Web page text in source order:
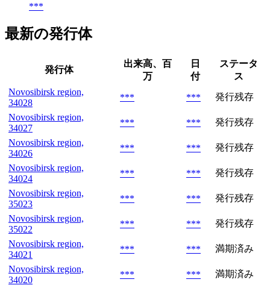
***
最新の発行体
発行体
出来高、百
万
日
付
ステータ
ス
Novosibirsk region,
34028
*** ***
発行残存
Novosibirsk region,
34027
*** ***
発行残存
Novosibirsk region,
34026
*** ***
発行残存
Novosibirsk region,
34024
*** ***
発行残存
Novosibirsk region,
35023
*** ***
発行残存
Novosibirsk region,
35022
*** ***
発行残存
Novosibirsk region,
34021
*** ***
満期済み
Novosibirsk region,
34020
*** ***
満期済み